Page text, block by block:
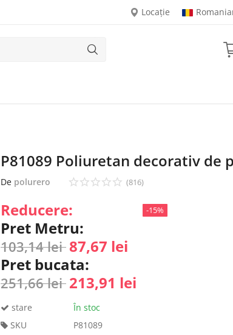
Locație
P81089 Poliuretan decorativ de
De polurero (816)
Reducere:
Pret Metru:
103,14lei 87,67 lei
Pret bucata:
251,66lei 213,91 lei
-15%
stare
În stoc
SKU
P81089